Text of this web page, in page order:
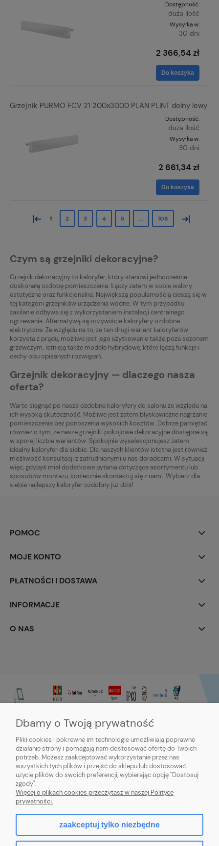
Dostępność:
duża ilość
Wysyłka w:
30 dni
2 366,54 zł
Do koszyka
Grzejnik PURMO FCV 21 200x3000 PLAN PLINT dolny lewy
Dostępność:
duża ilość
Wysyłka w:
30 dni
2 661,34 zł
Do koszyka
« 1 2 3 4 5 ... 108 »
Czym są grzejniki dekoracyjne?
Grzejnik dekoracyjny to kaloryfer, który stanowi jednocześnie
doskonałą ozdobę pomieszczenia. Łączy zatem w sobie walory
estetyczne oraz funkcjonalne. Największą popularnością cieszą się w
tej kategorii grzejników urządzenia wodne. W tym przypadku
zasilanie odbywa się z wykorzystaniem instalacji centralnego
ogrzewania. Alternatywą są oczywiście kaloryfery ozdobne
elektryczne. Ze względu na to, że ten drugi wariant kaloryferów
korzysta z prądu, możliwe jest jego użytkowanie także poza sezonem
grzewczym. Istnieją także modele hybrydowe, które łączą funkcje i
cechy obu opisanych rozwiązań.
Grzejnik dekoracyjny — dlaczego nasza
oferta?
Warto sięgnąć po nasze ozdobne kaloryfery do salonu ze względu na
ich wysoką skuteczność. Możliwe jest zatem błyskawiczne nagrzanie
pomieszczenia bez ponoszenia wysokich kosztów. Dobrze pamiętać
również o tym, że nasze grzejniki pokojowe dekoracyjne dostępne są
w sporej liczbie wariantów. Spokojnie wyselekcjonujesz zatem
idealny kaloryfer dla siebie. Dla naszych klientów istotna jest również
możliwość konsultacji z zatrudnionymi u nas doradcami. W sytuacji
więc, gdybyś miał dodatkowe pytania dotyczące asortymentu lub
sposobów montażu, koniecznie skontaktuj się z nami. Wybierz dla
siebie najlepszy kaloryfer ozdobny już dziś!
POMOC
MOJE KONTO
PŁATNOŚCI I DOSTAWA
INFORMACJE
O NAS
Sklep internetowy Purmo-online | ul. Dworcowa 20c, 89-600 Chojnice |
sklep@northbud.pl|600 688 174| NIP: 5611453503 | REGON: 093113714
pokaż pełną wersję strony
Dbamy o Twoją prywatność
Pliki cookies i pokrewne im technologie umożliwiają poprawne
działanie strony i pomagają nam dostosować ofertę do Twoich
potrzeb. Możesz zaakceptować wykorzystanie przez nas
wszystkich tych plików i przejść do sklepu lub dostosować
użycie plików do swoich preferencji, wybierając opcję "Dostosuj
zgody".
Więcej o plikach cookies przeczytasz w naszej Polityce
prywatności.
zaakceptuj tylko niezbędne